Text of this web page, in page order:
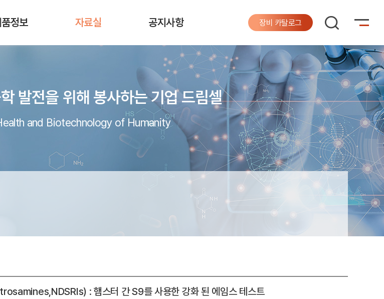
정보 자료실 공지사항 장비 카탈로그
발전을 위해 봉사하는 기업 드림셀
and Biotechnology of Humanity
: 햄스터 간 S9를 사용한 강화 된 에임스 테스트